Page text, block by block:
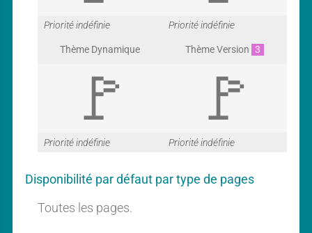
G
a
r
Priorité indéfinie
G
a
r
Priorité indéfinie
Thème Dynamique
G
Priorité indéfinie
Thème Version 3
G
Priorité indéfinie
Disponibilité par défaut par type de pages
Toutes les pages.